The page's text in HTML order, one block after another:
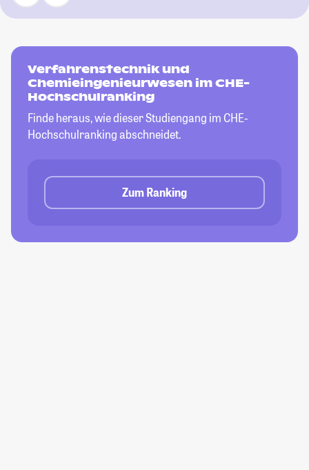
Verfahrenstechnik und
Chemieingenieurwesen im CHE-
Hochschulranking
Finde heraus, wie dieser Studiengang im CHE-
Hochschulranking abschneidet.
Zum Ranking